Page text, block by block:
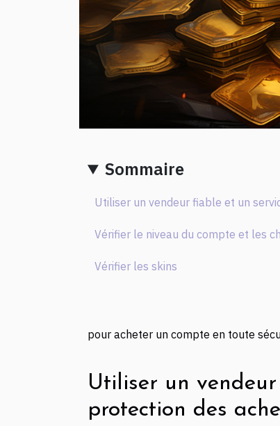
Sommaire
Utiliser un vendeur fiable et un
Vérifier le niveau du compte et les
Vérifier les skins
pour acheter un compte en toute
Utiliser un
protection des